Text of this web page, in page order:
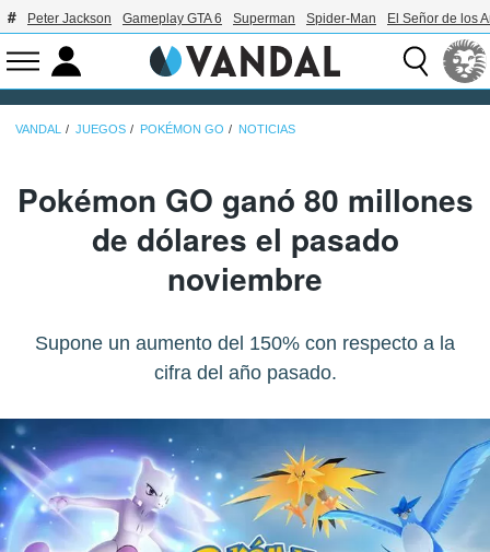
Peter Jackson Gameplay GTA 6 Superman Spider-Man El Señor de los
VANDAL JUEGOS POKÉMON GO NOTICIAS
Pokémon GO ganó 80 millones
de dólares el pasado
noviembre
Supone un aumento del 150% con respecto a la
cifra del año pasado.